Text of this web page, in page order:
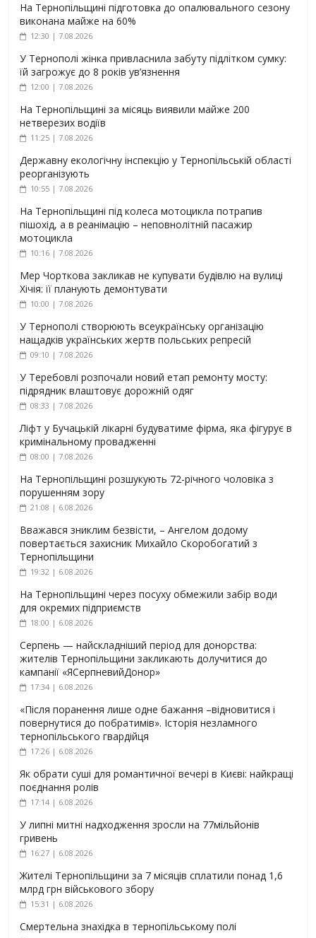
На Тернопільщині підготовка до опалювального сезону
виконана майже на 60%
12:30 | 7.08.2026
У Тернополі жінка привласнила забуту підлітком сумку:
їй загрожує до 8 років ув’язнення
12:00 | 7.08.2026
На Тернопільщині за місяць виявили майже 200
нетверезих водіїв
11:25 | 7.08.2026
Державну екологічну інспекцію у Тернопільській області
реорганізують
10:55 | 7.08.2026
На Тернопільщині під колеса мотоцикла потрапив
пішохід, а в реанімацію – неповнолітній пасажир
мотоцикла
10:16 | 7.08.2026
Мер Чорткова закликав не купувати будівлю на вулиці
Хічія: її планують демонтувати
10:00 | 7.08.2026
У Тернополі створюють всеукраїнську організацію
нащадків українських жертв польських репресій
09:10 | 7.08.2026
У Теребовлі розпочали новий етап ремонту мосту:
підрядник влаштовує дорожній одяг
08:33 | 7.08.2026
Ліфт у Бучацькій лікарні будуватиме фірма, яка фігурує в
кримінальному провадженні
08:00 | 7.08.2026
На Тернопільщині розшукують 72-річного чоловіка з
порушенням зору
21:08 | 6.08.2026
Вважався зниклим безвісти, – Ангелом додому
повертається захисник Михайло Скоробогатий з
Тернопільщини
19:32 | 6.08.2026
На Тернопільщині через посуху обмежили забір води
для окремих підприємств
18:00 | 6.08.2026
Серпень — найскладніший період для донорства:
жителів Тернопільщини закликають долучитися до
кампанії «ЯСерпневийДонор»
17:34 | 6.08.2026
«Після поранення лише одне бажання –відновитися і
повернутися до побратимів». Історія незламного
тернопільського гвардійця
17:26 | 6.08.2026
Як обрати суші для романтичної вечері в Києві: найкращі
поєднання ролів
17:14 | 6.08.2026
У липні митні надходження зросли на 77мільйонів
гривень
16:27 | 6.08.2026
Жителі Тернопільщини за 7 місяців сплатили понад 1,6
млрд грн військового збору
15:31 | 6.08.2026
Смертельна знахідка в тернопільському полі